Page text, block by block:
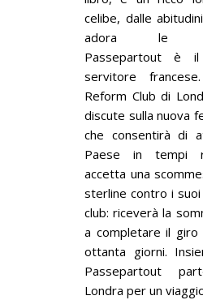
celibe, dalle
adora le
Passepartout è
servitore francese.
Reform Club di
discute sulla nuova
che consentirà di
Paese in tempi
accetta una
sterline contro i
club: riceverà la
a completare il giro
ottanta giorni.
Passepartout
Londra per un